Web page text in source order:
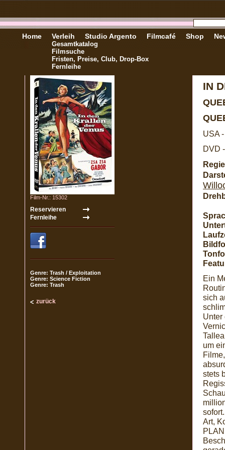
Home Verleih
Gesamtkatalog
Filmsuche
Fristen, Preise, Club, Drop-Box
Fernleihe
Studio Argento Filmcafé Shop
Film-Nr.: 15302
Genre: Trash / Exploitation
Genre: Science Fiction
Genre: Trash
zurück
IN
USA
DVD
Ein
sich
Unter
um
stets
Art,